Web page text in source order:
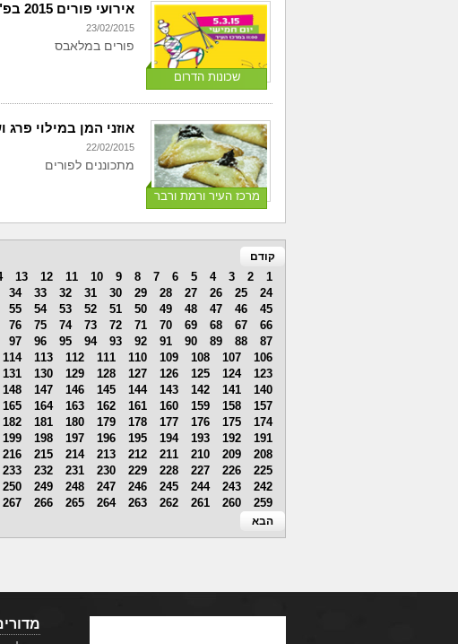
שכונות הדרום
אירועי פורים 2015 בפ"ת - חלק ב'
23/02/2015
פורים במלאבס
מרכז העיר ורמת ורבר
אוזני המן במילוי
22/02/2015
מתכוננים לפורים
קודם
1
2
3
4
5
6
7
8
9
10
11
12
13
24
25
26
27
28
29
30
31
32
33
34
45
46
47
48
49
50
51
52
53
54
55
66
67
68
69
70
71
72
73
74
75
76
87
88
89
90
91
92
93
94
95
96
97
106
107
108
109
110
111
112
113
114
123
124
125
126
127
128
129
130
131
140
141
142
143
144
145
146
147
148
157
158
159
160
161
162
163
164
165
174
175
176
177
178
179
180
181
182
191
192
193
194
195
196
197
198
199
208
209
210
211
212
213
214
215
216
225
226
227
228
229
230
231
232
233
242
243
244
245
246
247
248
249
250
259
260
261
262
263
264
265
266
267
הבא